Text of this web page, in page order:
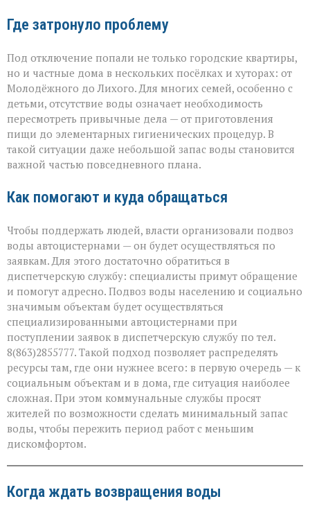
Где затронуло проблему
Под отключение попали не только городские квартиры,
но и частные дома в нескольких посёлках и хуторах: от
Молодёжного до Лихого. Для многих семей, особенно с
детьми, отсутствие воды означает необходимость
пересмотреть привычные дела — от приготовления
пищи до элементарных гигиенических процедур. В
такой ситуации даже небольшой запас воды становится
важной частью повседневного плана.
Как помогают и куда обращаться
Чтобы поддержать людей, власти организовали подвоз
воды автоцистернами — он будет осуществляться по
заявкам. Для этого достаточно обратиться в
диспетчерскую службу: специалисты примут обращение
и помогут адресно. Подвоз воды населению и социально
значимым объектам будет осуществляться
специализированными автоцистернами при
поступлении заявок в диспетчерскую службу по тел.
8(863)2855777. Такой подход позволяет распределять
ресурсы там, где они нужнее всего: в первую очередь — к
социальным объектам и в дома, где ситуация наиболее
сложная. При этом коммунальные службы просят
жителей по возможности сделать минимальный запас
воды, чтобы пережить период работ с меньшим
дискомфортом.
Когда ждать возвращения воды